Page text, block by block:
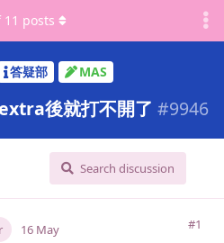
答疑部 MAS
後就打不開了 #9946
Search discussion
11 posts
#1
16 May